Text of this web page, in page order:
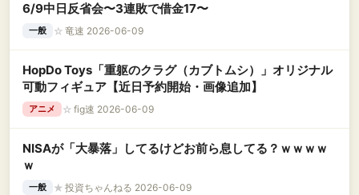
6/9中日反省会〜3連敗で借金17〜
一般 ☆ 竜速 2026-06-09
HopDo Toys「重躯のクラグ（カブトムシ）」オリジナル
可動フィギュア【近日予約開始・画像追加】
アニメ ☆ fig速 2026-06-09
NISAが「大暴落」してるけどお前ら息してる？ｗｗｗｗ
ｗ
一般 ★ 投資ちゃんねる 2026-06-09